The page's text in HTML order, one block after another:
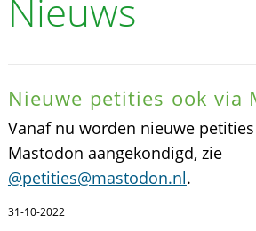
Nieuws
Nieuwe petities ook via
Vanaf nu worden nieuwe
Mastodon aangekondigd, zie
@petities@mastodon.nl.
31-10-2022